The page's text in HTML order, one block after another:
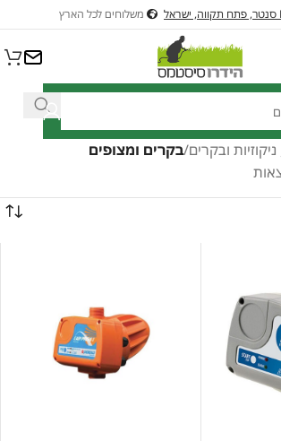
משלוחים לכל הארץ
ובקרים/בקרים ומצופים